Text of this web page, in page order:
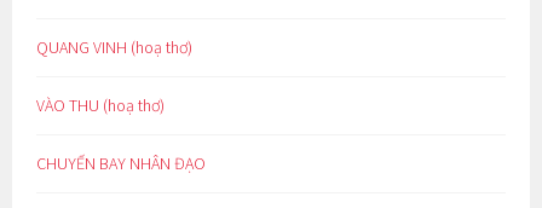
QUANG VINH (hoạ thơ)
VÀO THU (hoạ thơ)
CHUYẾN BAY NHÂN ĐẠO